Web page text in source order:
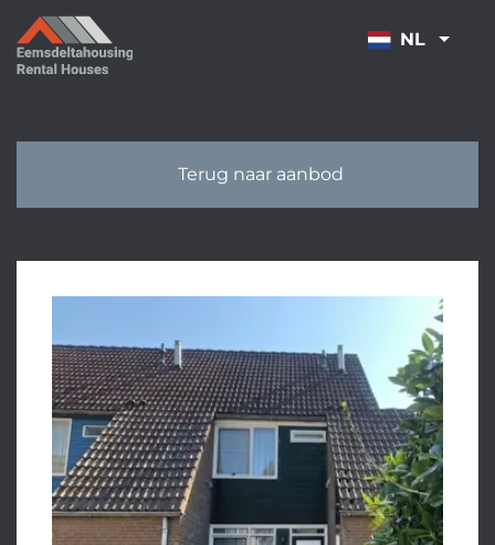
OVERSLAAN
NL
Terug naar aanbod